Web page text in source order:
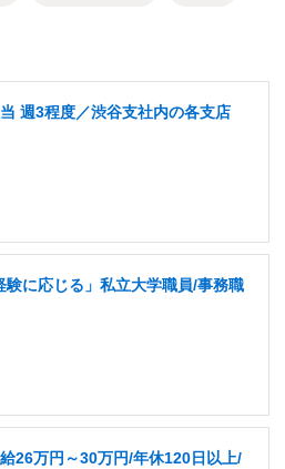
週3程度／渋谷支社内の各支店
験に応じる」私立大学職員/事務職
26万円～30万円/年休120日以上/